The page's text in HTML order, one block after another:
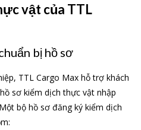
vật của TTL
bị hồ sơ
TTL Cargo Max hỗ trợ khách
sơ kiểm dịch thực vật nhập
bộ hồ sơ đăng ký kiểm dịch